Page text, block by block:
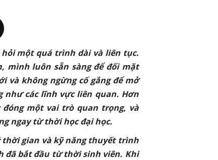
một quá trình dài và liên tục.
mình luôn sẵn sàng để đối mặt
không ngừng cố gắng để mở
như các lĩnh vực liên quan. Hơn
một vai trò quan trọng, và
ngay từ thời học đại học.
thời gian và kỹ năng thuyết trình
đã bắt đầu từ thời sinh viên. Khi